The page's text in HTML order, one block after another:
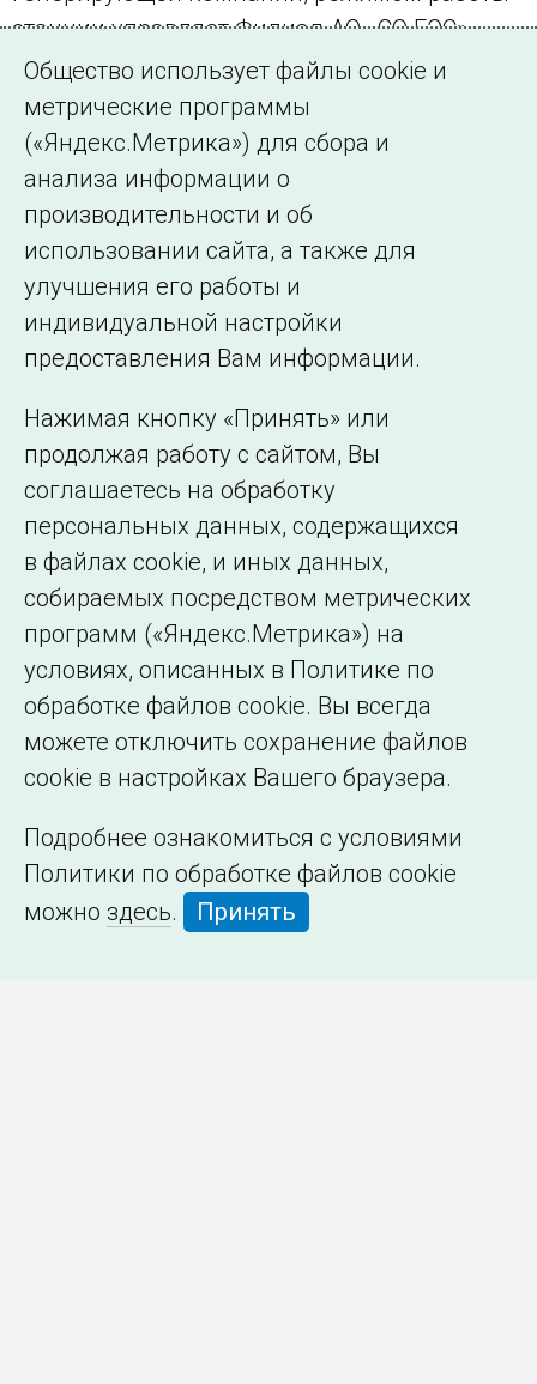
станции управляет Филиал АО «СО ЕЭС»
«Региональное диспетчерское управление
энергосистемами Кемеровской и Томской
областей» (Кемеровское РДУ).
← Все публикации
©2005–2026 АО «СО ЕЭС»
Филиалы и
представительства
образовательной
организации
Общество использует файлы cookie и
метрические программы
(«Яндекс.Метрика») для сбора и
анализа информации о
производительности и об
использовании сайта, а также для
улучшения его работы и
индивидуальной настройки
предоставления Вам информации.
Нажимая кнопку «Принять» или
продолжая работу с сайтом, Вы
соглашаетесь на обработку
персональных данных, содержащихся
в файлах cookie, и иных данных,
собираемых посредством метрических
программ («Яндекс.Метрика») на
условиях, описанных в Политике по
обработке файлов cookie. Вы всегда
можете отключить сохранение файлов
cookie в настройках Вашего браузера.
Подробнее ознакомиться с условиями
Политики по обработке файлов cookie
можно здесь. Принять